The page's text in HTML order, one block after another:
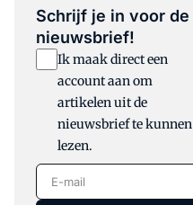
Schrijf je in voor de
nieuwsbrief!
Ik maak direct een
account aan om
artikelen uit de
nieuwsbrief te kunnen
lezen.
E-mail